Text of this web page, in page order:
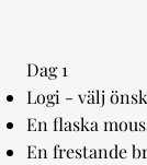
Dag 1
Logi - välj
En flaska
En frestande